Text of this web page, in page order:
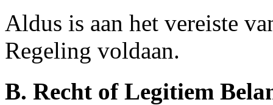
Aldus is aan het vereiste
Regeling voldaan.
B. Recht of Legitiem